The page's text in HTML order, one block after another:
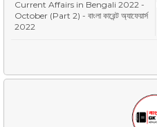
Current Affairs in Bengali 2022 -
October (Part 2) - বাংলা কারেন্ট অ্যাফেয়ার্স
2022